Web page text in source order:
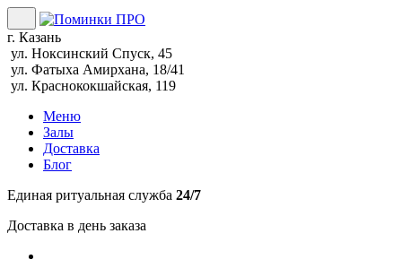
г. Казань
ул. Ноксинский Спуск, 45
ул. Фатыха Амирхана, 18/41
ул. Краснококшайская, 119
Меню
Залы
Доставка
Блог
Единая ритуальная служба 24/7
Доставка в день заказа